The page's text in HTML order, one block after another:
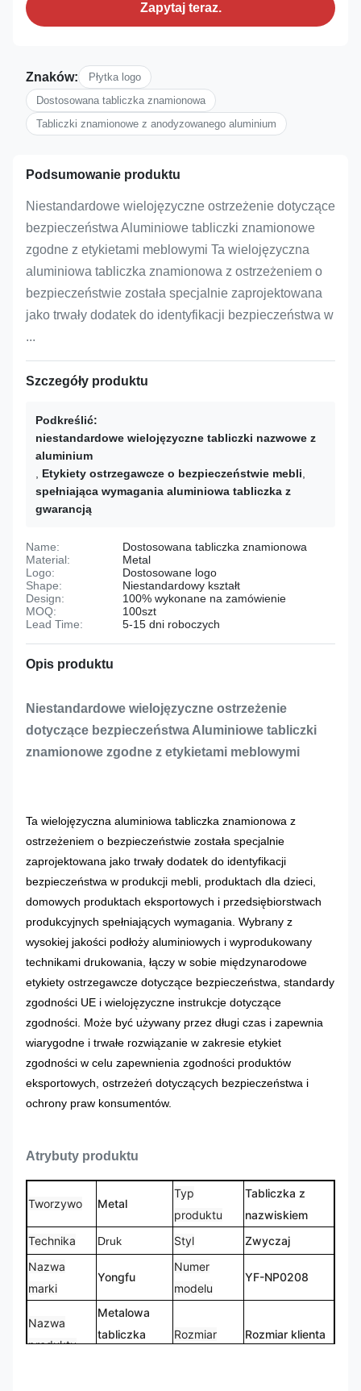
Zapytaj teraz.
Znaków:
Płytka logo
Dostosowana tabliczka znamionowa
Tabliczki znamionowe z anodyzowanego aluminium
Podsumowanie produktu
Niestandardowe wielojęzyczne ostrzeżenie dotyczące
bezpieczeństwa Aluminiowe tabliczki znamionowe
zgodne z etykietami meblowymi Ta wielojęzyczna
aluminiowa tabliczka znamionowa z ostrzeżeniem o
bezpieczeństwie została specjalnie zaprojektowana
jako trwały dodatek do identyfikacji bezpieczeństwa w
...
Szczegóły produktu
Podkreślić:
niestandardowe wielojęzyczne tabliczki nazwowe z
aluminium
Etykiety ostrzegawcze o bezpieczeństwie mebli
spełniająca wymagania aluminiowa tabliczka z
gwarancją
Name:
Dostosowana tabliczka znamionowa
Material:
Metal
Logo:
Dostosowane logo
Shape:
Niestandardowy kształt
Design:
100% wykonane na zamówienie
MOQ:
100szt
Lead Time:
5-15 dni roboczych
Opis produktu
Niestandardowe wielojęzyczne ostrzeżenie
dotyczące bezpieczeństwa Aluminiowe tabliczki
znamionowe zgodne z etykietami meblowymi
Ta wielojęzyczna aluminiowa tabliczka znamionowa z
ostrzeżeniem o bezpieczeństwie została specjalnie
zaprojektowana jako trwały dodatek do identyfikacji
bezpieczeństwa w produkcji mebli, produktach dla dzieci,
domowych produktach eksportowych i przedsiębiorstwach
produkcyjnych spełniających wymagania. Wybrany z
wysokiej jakości podłoży aluminiowych i wyprodukowany
technikami drukowania, łączy w sobie międzynarodowe
etykiety ostrzegawcze dotyczące bezpieczeństwa, standardy
zgodności UE i wielojęzyczne instrukcje dotyczące
zgodności. Może być używany przez długi czas i zapewnia
wiarygodne i trwałe rozwiązanie w zakresie etykiet
zgodności w celu zapewnienia zgodności produktów
eksportowych, ostrzeżeń dotyczących bezpieczeństwa i
ochrony praw konsumentów.
Atrybuty produktu
Tworzywo Metal
Typ
produktu
Tabliczka z
nazwiskiem
Technika
Druk Styl
Zwyczaj
Nazwa
marki
Yongfu
Numer
modelu
YF-NP0208
Nazwa
produktu
Metalowa
tabliczka
Rozmiar Rozmiar klienta